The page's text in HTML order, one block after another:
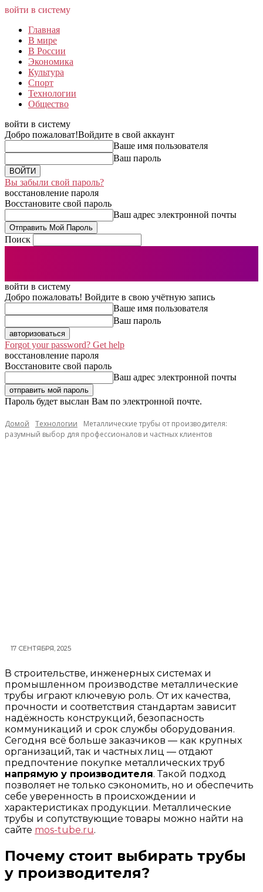
войти в систему
Главная
В мире
В России
Экономика
Культура
Спорт
Технологии
Общество
войти в систему
Добро пожаловат!Войдите в свой аккаунт
Ваше имя пользователя
Ваш пароль
Вы забыли свой пароль?
восстановление пароля
Восстановите свой пароль
Ваш адрес электронной почты
Поиск
войти в систему
Добро пожаловать! Войдите в свою учётную запись
Ваше имя пользователя
Ваш пароль
Forgot your password? Get help
восстановление пароля
Восстановите свой пароль
Ваш адрес электронной почты
Пароль будет выслан Вам по электронной почте.
Домой Технологии
Металлические трубы от производителя:
разумный выбор для профессионалов и частных клиентов
17 СЕНТЯБРЯ, 2025
В строительстве, инженерных системах и
промышленном производстве металлические
трубы играют ключевую роль. От их качества,
прочности и соответствия стандартам зависит
надёжность конструкций, безопасность
коммуникаций и срок службы оборудования.
Сегодня всё больше заказчиков — как крупных
организаций, так и частных лиц — отдают
предпочтение покупке металлических труб
напрямую у производителя. Такой подход
позволяет не только сэкономить, но и обеспечить
себе уверенность в происхождении и
характеристиках продукции. Металлические
трубы и сопутствующие товары можно найти на
сайте mos-tube.ru.
Почему стоит выбирать трубы
у производителя?